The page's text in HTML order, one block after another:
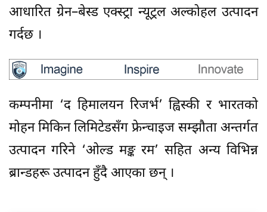
आधारित ग्रेन–बेस्ड एक्स्ट्रा न्यूट्रल अल्कोहल उत्पादन
गर्दछ ।
कम्पनीमा ‘द हिमालयन रिजर्भ’ ह्विस्की र भारतको
मोहन मिकिन लिमिटेडसँग फ्रेन्चाइज सम्झौता अन्तर्गत
उत्पादन गरिने ‘ओल्ड मङ्क रम’ सहित अन्य विभिन्न
ब्रान्डहरू उत्पादन हुँदै आएका छन् ।